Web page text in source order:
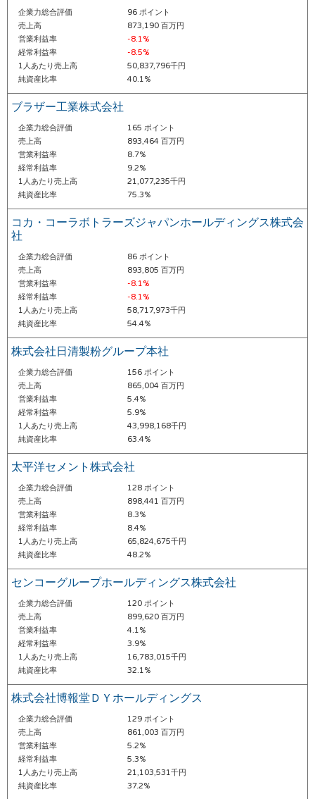
企業力総合評価
96 ポイント
売上高
873,190 百万円
営業利益率
-8.1%
経常利益率
-8.5%
1人あたり売上高
50,837,796千円
純資産比率
40.1%
ブラザー工業株式会社
企業力総合評価
165 ポイント
売上高
893,464 百万円
営業利益率
8.7%
経常利益率
9.2%
1人あたり売上高
21,077,235千円
純資産比率
75.3%
コカ・コーラボトラーズジャパンホールディングス株式会
社
企業力総合評価
86 ポイント
売上高
893,805 百万円
営業利益率
-8.1%
経常利益率
-8.1%
1人あたり売上高
58,717,973千円
純資産比率
54.4%
株式会社日清製粉グループ本社
企業力総合評価
156 ポイント
売上高
865,004 百万円
営業利益率
5.4%
経常利益率
5.9%
1人あたり売上高
43,998,168千円
純資産比率
63.4%
太平洋セメント株式会社
企業力総合評価
128 ポイント
売上高
898,441 百万円
営業利益率
8.3%
経常利益率
8.4%
1人あたり売上高
65,824,675千円
純資産比率
48.2%
センコーグループホールディングス株式会社
企業力総合評価
120 ポイント
売上高
899,620 百万円
営業利益率
4.1%
経常利益率
3.9%
1人あたり売上高
16,783,015千円
純資産比率
32.1%
株式会社博報堂ＤＹホールディングス
企業力総合評価
129 ポイント
売上高
861,003 百万円
営業利益率
5.2%
経常利益率
5.3%
1人あたり売上高
21,103,531千円
純資産比率
37.2%